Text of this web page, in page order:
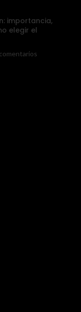
importancia,
elegir el